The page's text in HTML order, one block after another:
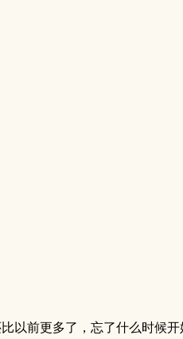
以前更多了，忘了什么时候